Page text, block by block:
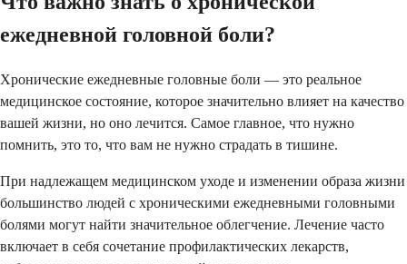
ежедневной головной боли?
Хронические ежедневные головные боли — это реальное
медицинское состояние, которое значительно влияет на качество
вашей жизни, но оно лечится. Самое главное, что нужно
помнить, это то, что вам не нужно страдать в тишине.
При надлежащем медицинском уходе и изменении образа жизни
большинство людей с хроническими ежедневными головными
болями могут найти значительное облегчение. Лечение часто
включает в себя сочетание профилактических лекарств,